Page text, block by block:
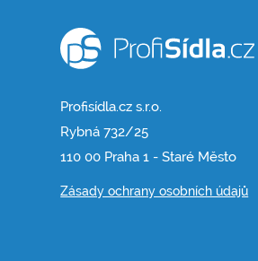
Profisídla.cz s.r.o.
Rybná 732/25
110 00 Praha 1 - Staré Město
Zásady ochrany osobních údajů